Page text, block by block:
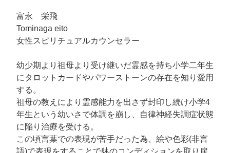
富永 栄飛
Tominaga eito
女性スピリチュアルカウンセラー
幼少期より祖母より受け継いだ霊感を持ち小学二年生
にタロットカードやパワーストーンの存在を知り愛用
する。
祖母の教えにより霊感能力を出さず封印し続け小学4
年生という幼いさで体調を崩し、自律神経失調症状態
に陥り治療を受ける。
この頃言葉での表現が苦手だった為、絵や色彩(非言
語)で表現をすることで躰のコンディションを取り戻